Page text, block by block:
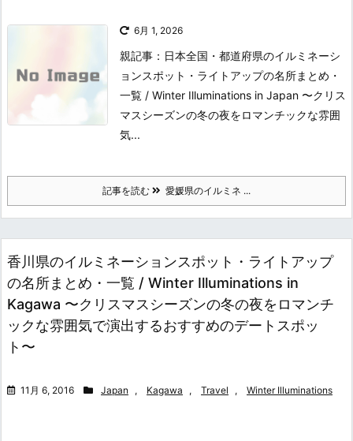
6月 1, 2026
親記事：日本全国・都道府県のイルミネーシ
ョンスポット・ライトアップの名所まとめ・
一覧 / Winter Illuminations in Japan 〜クリス
マスシーズンの冬の夜をロマンチックな雰囲
気...
記事を読む 愛媛県のイルミネ ...
香川県のイルミネーションスポット・ライトアップ
の名所まとめ・一覧 / Winter Illuminations in
Kagawa 〜クリスマスシーズンの冬の夜をロマンチ
ックな雰囲気で演出するおすすめのデートスポッ
ト〜
11月 6, 2016 Japan , Kagawa , Travel , Winter Illuminations